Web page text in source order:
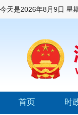
今天是2026年8月9日 星
首页 时